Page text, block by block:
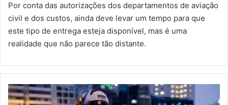
Por conta das autorizações dos departamentos de aviação
civil e dos custos, ainda deve levar um tempo para que
este tipo de entrega esteja disponível, mas é uma
realidade que não parece tão distante.
D
e